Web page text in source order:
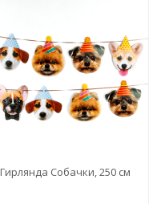
Гирлянда Собачки, 250 см